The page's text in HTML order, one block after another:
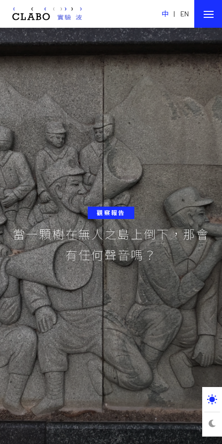
中 | EN
觀察報告
當一顆樹在無人之島上倒下，那會
有任何聲音嗎？